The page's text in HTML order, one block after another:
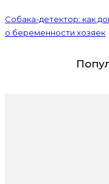
Собака-детектор: как
о беременности хозяек